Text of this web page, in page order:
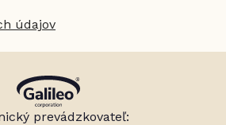
údajov
prevádzkovateľ: